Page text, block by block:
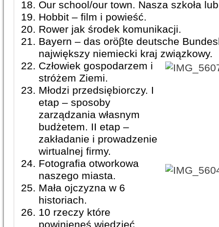
Our school/our town. Nasza szkoła
Hobbit – film i powieść.
Rower jak środek komunikacji.
Bayern – das oröβte deutsche
największy niemiecki kraj związkowy.
Człowiek gospodarzem i
stróżem Ziemi.
Młodzi przedsiębiorczy. I
etap – sposoby
zarządzania własnym
budżetem. II etap –
zakładanie i prowadzenie
wirtualnej firmy.
Fotografia otworkowa
naszego miasta.
Mała ojczyzna w 6
historiach.
10 rzeczy które
powinieneś wiedzieć